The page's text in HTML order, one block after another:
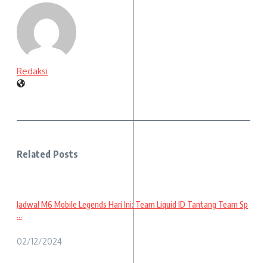
Redaksi
Related Posts
Jadwal M6 Mobile Legends Hari Ini: Team Liquid ID Tantang Team Sp
...
02/12/2024